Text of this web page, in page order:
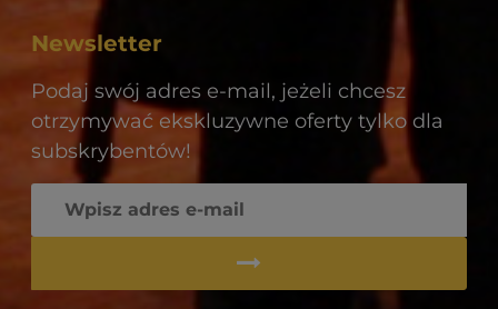
Newsletter
Podaj swój adres e-mail, jeżeli chcesz
otrzymywać ekskluzywne oferty tylko dla
subskrybentów!